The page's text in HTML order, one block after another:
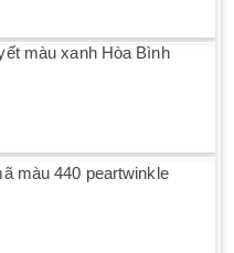
màu xanh Hòa Bình
màu 440 peartwinkle